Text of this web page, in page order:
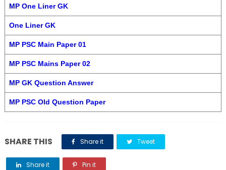
MP One Liner GK
One Liner GK
MP PSC Main Paper 01
MP PSC Mains Paper 02
MP GK Question Answer
MP PSC Old Question Paper
SHARE THIS Share it Tweet
Share it Pin it